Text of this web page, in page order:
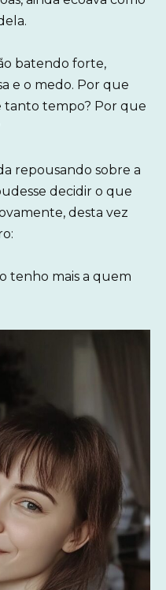
batendo forte,
e o medo. Por que
tanto tempo? Por que
repousando sobre a
decidir o que
desta vez
tenho mais a quem